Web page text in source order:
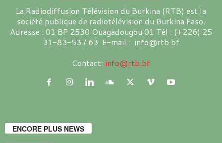
La Radiodiffusion Télévision du Burkina (RTB) est la
société publique de radiotélévision du Burkina Faso.
Adresse : 01 BP 2530 Ouagadougou 01 Tél : (+226) 25
31-83-53 / 63 E-mail : info@rtb.bf
Contact: info@rtb.bf
ENCORE PLUS NEWS